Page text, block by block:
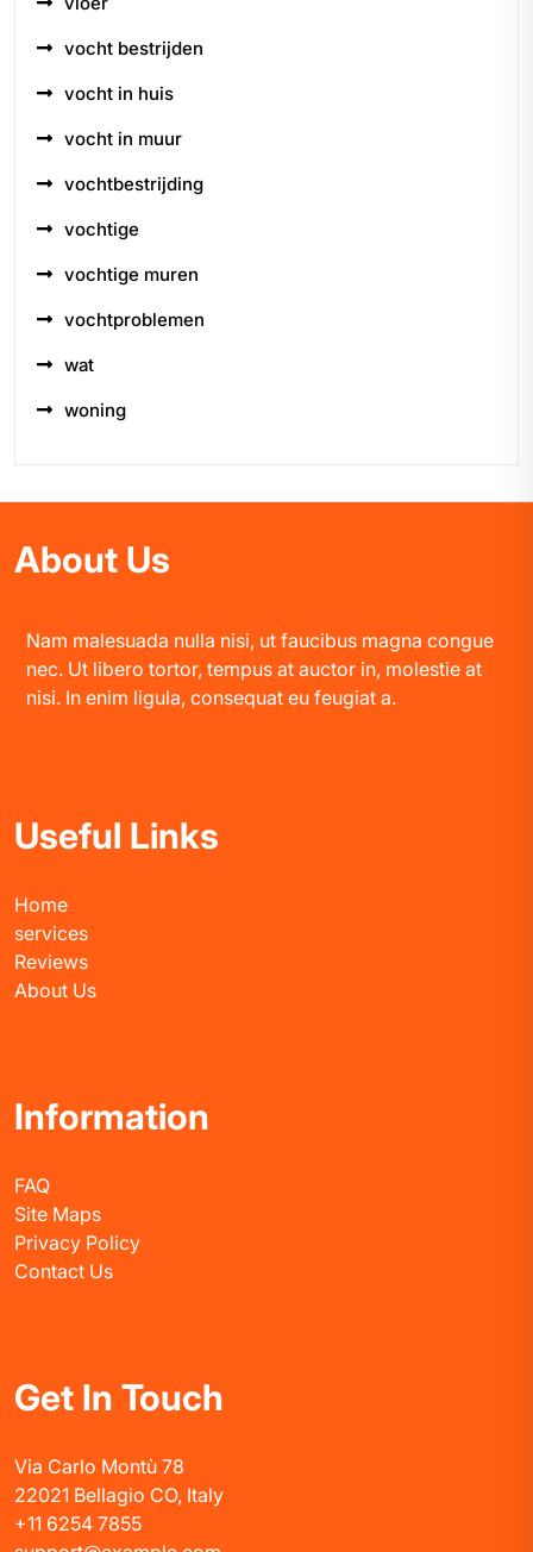
vocht bestrijden
vocht in huis
vocht in muur
vochtbestrijding
vochtige
vochtige muren
vochtproblemen
wat
woning
About Us
Nam malesuada nulla nisi, ut faucibus magna congue
nec. Ut libero tortor, tempus at auctor in, molestie at
nisi. In enim ligula, consequat eu feugiat a.
Useful Links
Home
services
Reviews
About Us
Information
FAQ
Site Maps
Privacy Policy
Contact Us
Get In Touch
Via Carlo Montù 78
22021 Bellagio CO, Italy
+11 6254 7855